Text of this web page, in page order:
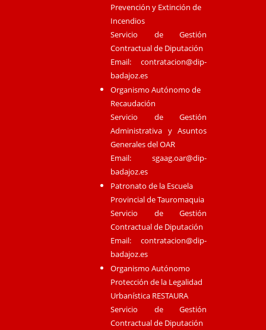
Prevención y Extinción de
Incendios
Servicio de Gestión
Contractual de Diputación
Email:contratacion@dip-
badajoz.es
Organismo Autónomo de
Recaudación
Servicio de Gestión
Administrativa y Asuntos
Generales del OAR
Email:sgaag.oar@dip-
badajoz.es
Patronato de la Escuela
Provincial de Tauromaquia
Servicio de Gestión
Contractual de Diputación
Email:contratacion@dip-
badajoz.es
Organismo Autónomo
Protección de la Legalidad
Urbanística RESTAURA
Servicio de Gestión
Contractual de Diputación